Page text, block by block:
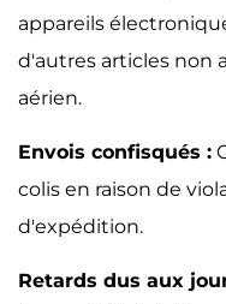
appareils
d'autres articles non
aérien.
Envois confisqués :
colis en raison de
d'expédition.
Retards dus aux